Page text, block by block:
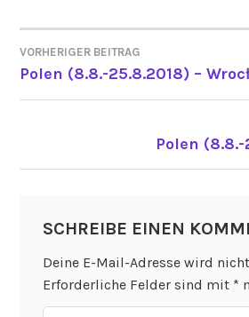
VORHERIGER BEITRAG
Polen (8.8.-25.8.2018) –
Polen (8.8.-
SCHREIBE EINEN
Deine E-Mail-Adresse wird
Erforderliche Felder sind mit *